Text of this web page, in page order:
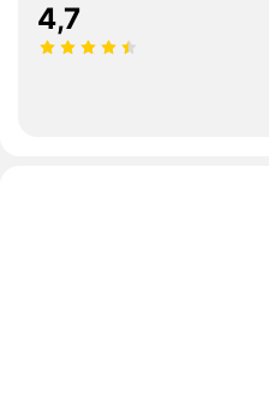
4,7